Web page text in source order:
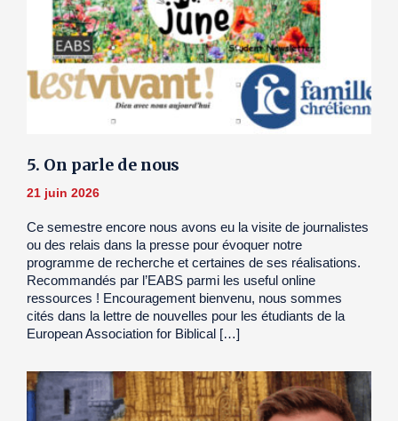
5. On parle de nous
21 juin 2026
Ce semestre encore nous avons eu la visite de journalistes
ou des relais dans la presse pour évoquer notre
programme de recherche et certaines de ses réalisations.
Recommandés par l’EABS parmi les useful online
ressources ! Encouragement bienvenu, nous sommes
cités dans la lettre de nouvelles pour les étudiants de la
European Association for Biblical […]